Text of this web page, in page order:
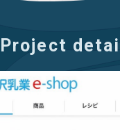
Project